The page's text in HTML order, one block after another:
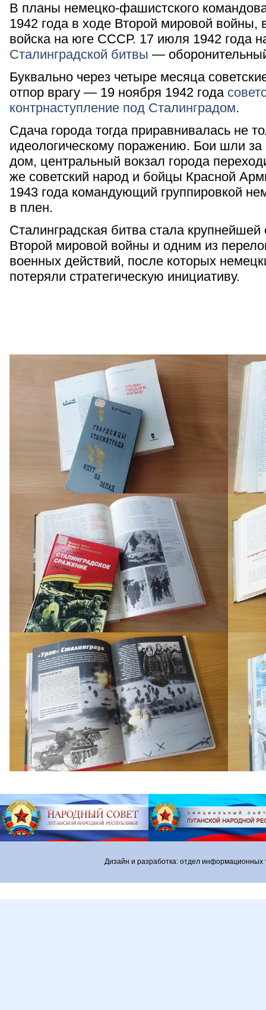
В планы немецко-фашистского
1942 года в ходе Второй мировой войны,
войска на юге СССР. 17 июля 1942 года
Сталинградской битвы —
Буквально через четыре месяца
отпор врагу — 19 ноября 1942 года
контрнаступление под Сталинградом.
Сдача города тогда приравнивалась не
идеологическому поражению. Бои шли
дом, центральный вокзал города
же советский народ и бойцы Красной
1943 года командующий группировкой
в плен.
Сталинградская битва стала крупнейшей
Второй мировой войны и одним из
военных действий, после которых
потеряли стратегическую инициативу.
Дизайн и разработка: отдел информационных